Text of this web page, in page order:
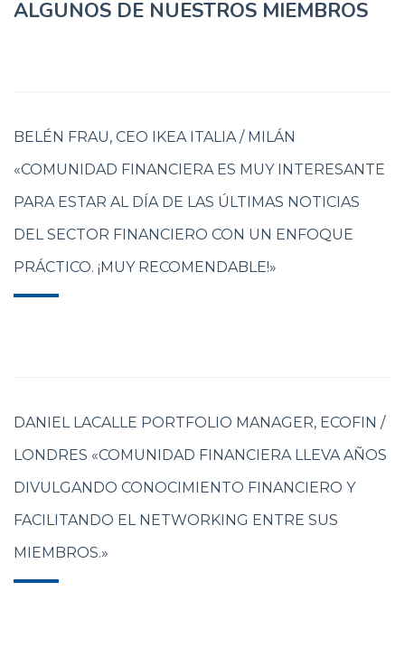
ALGUNOS DE NUESTROS MIEMBROS
BELÉN FRAU, CEO IKEA ITALIA / MILÁN
«COMUNIDAD FINANCIERA ES MUY INTERESANTE
PARA ESTAR AL DÍA DE LAS ÚLTIMAS NOTICIAS
DEL SECTOR FINANCIERO CON UN ENFOQUE
PRÁCTICO. ¡MUY RECOMENDABLE!»
DANIEL LACALLE PORTFOLIO MANAGER, ECOFIN /
LONDRES «COMUNIDAD FINANCIERA LLEVA AÑOS
DIVULGANDO CONOCIMIENTO FINANCIERO Y
FACILITANDO EL NETWORKING ENTRE SUS
MIEMBROS.»